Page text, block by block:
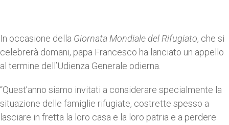
In occasione della Giornata Mondiale del Rifugiato, che si
celebrerà domani, papa Francesco ha lanciato un appello
al termine dell’Udienza Generale odierna.
“Quest’anno siamo invitati a considerare specialmente la
situazione delle famiglie rifugiate, costrette spesso a
lasciare in fretta la loro casa e la loro patria e a perdere